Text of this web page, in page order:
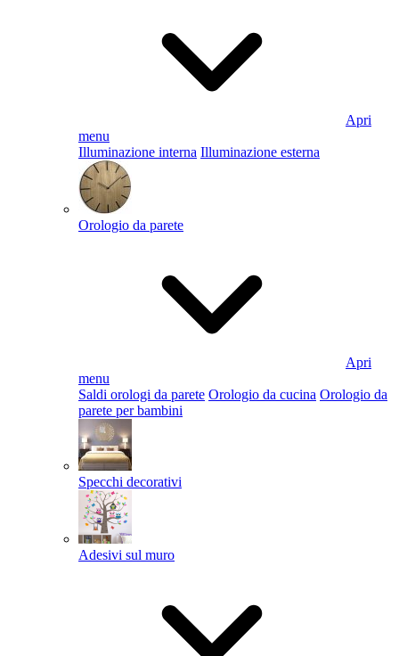
Apri
menu
Illuminazione interna Illuminazione esterna
Orologio da parete
Apri
menu
Saldi orologi da parete Orologio da cucina Orologio da
parete per bambini
Specchi decorativi
Adesivi sul muro